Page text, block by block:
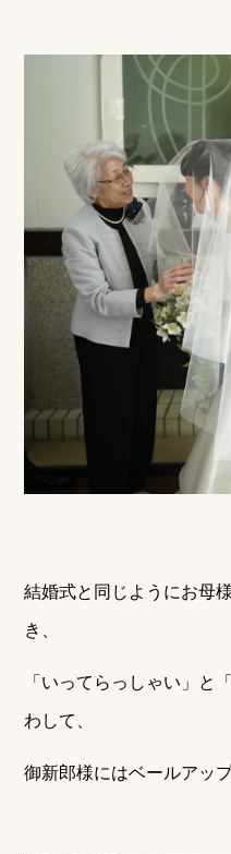
結婚式と同じようにお母
き、
「いってらっしゃい」と
わして、
御新郎様にはベールアッ